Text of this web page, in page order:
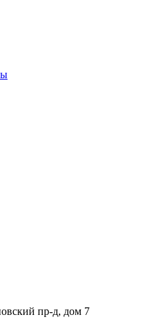
пр-д, дом 7